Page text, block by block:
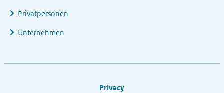
Privatpersonen
Unternehmen
Privacy